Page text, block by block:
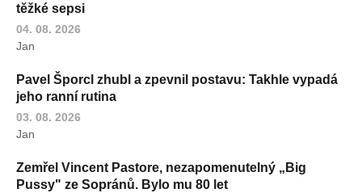
těžké sepsi
04. 08. 2026
Jan
Pavel Šporcl zhubl a zpevnil postavu: Takhle vypadá
jeho ranní rutina
03. 08. 2026
Jan
Zemřel Vincent Pastore, nezapomenutelný „Big
Pussy" ze Sopránů. Bylo mu 80 let